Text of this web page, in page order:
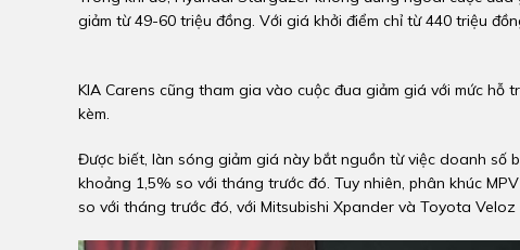
giảm từ 49-60 triệu đồng. Với giá khởi điểm chỉ từ 440 triệu
KIA Carens cũng tham gia vào cuộc đua giảm giá với mức hỗ
kèm.
Được biết, làn sóng giảm giá này bắt nguồn từ việc doanh
khoảng 1,5% so với tháng trước đó. Tuy nhiên, phân khúc
so với tháng trước đó, với Mitsubishi Xpander và Toyota